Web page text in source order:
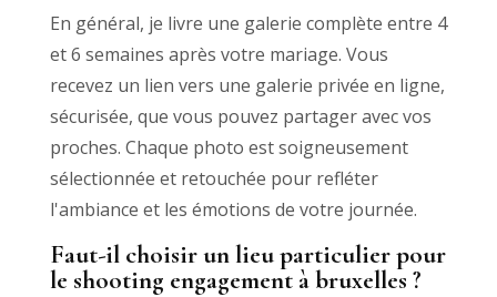
En général, je livre une galerie complète entre 4
et 6 semaines après votre mariage. Vous
recevez un lien vers une galerie privée en ligne,
sécurisée, que vous pouvez partager avec vos
proches. Chaque photo est soigneusement
sélectionnée et retouchée pour refléter
l'ambiance et les émotions de votre journée.
Faut-il choisir un lieu particulier pour
le shooting engagement à bruxelles ?